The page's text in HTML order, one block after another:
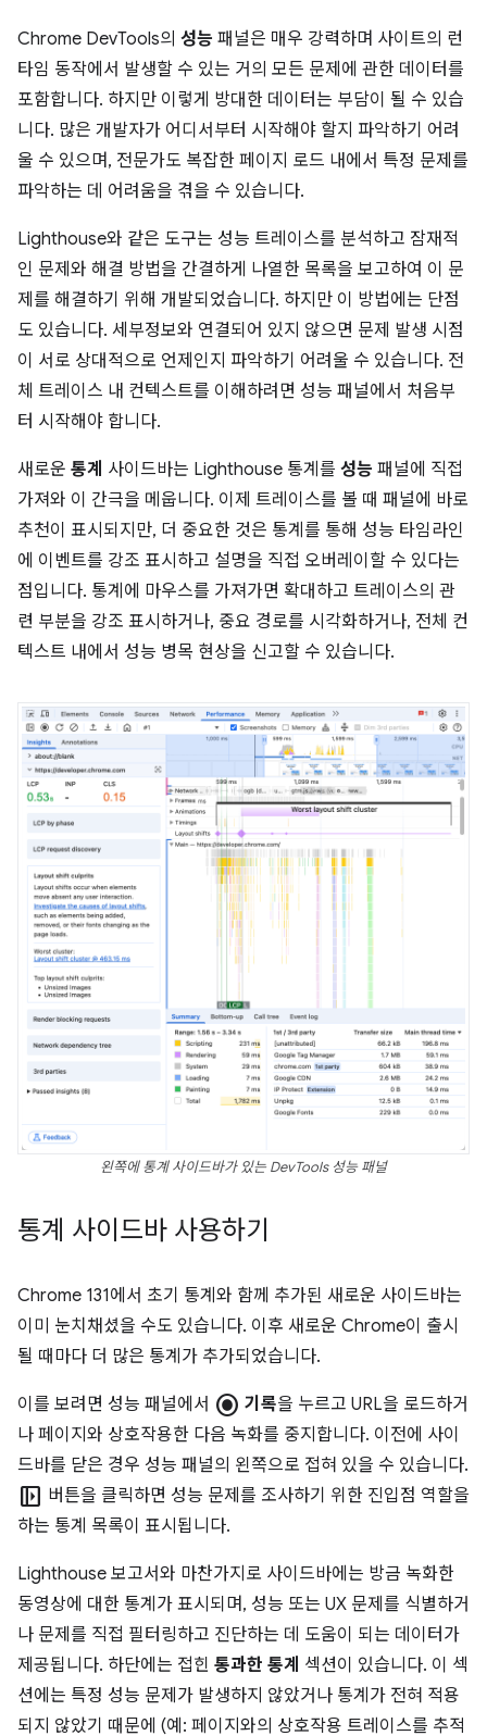
Chrome DevTools의 성능 패널은 매우 강력하며 사이트의 런
타임 동작에서 발생할 수 있는 거의 모든 문제에 관한 데이터를
포함합니다. 하지만 이렇게 방대한 데이터는 부담이 될 수 있습
니다. 많은 개발자가 어디서부터 시작해야 할지 파악하기 어려
울 수 있으며, 전문가도 복잡한 페이지 로드 내에서 특정 문제를
파악하는 데 어려움을 겪을 수 있습니다.
Lighthouse와 같은 도구는 성능 트레이스를 분석하고 잠재적
인 문제와 해결 방법을 간결하게 나열한 목록을 보고하여 이 문
제를 해결하기 위해 개발되었습니다. 하지만 이 방법에는 단점
도 있습니다. 세부정보와 연결되어 있지 않으면 문제 발생 시점
이 서로 상대적으로 언제인지 파악하기 어려울 수 있습니다. 전
체 트레이스 내 컨텍스트를 이해하려면 성능 패널에서 처음부
터 시작해야 합니다.
새로운 통계 사이드바는 Lighthouse 통계를 성능 패널에 직접
가져와 이 간극을 메웁니다. 이제 트레이스를 볼 때 패널에 바로
추천이 표시되지만, 더 중요한 것은 통계를 통해 성능 타임라인
에 이벤트를 강조 표시하고 설명을 직접 오버레이할 수 있다는
점입니다. 통계에 마우스를 가져가면 확대하고 트레이스의 관
련 부분을 강조 표시하거나, 중요 경로를 시각화하거나, 전체 컨
텍스트 내에서 성능 병목 현상을 신고할 수 있습니다.
왼쪽에 통계 사이드바가 있는 DevTools 성능 패널
통계 사이드바 사용하기
Chrome 131에서 초기 통계와 함께 추가된 새로운 사이드바는
이미 눈치채셨을 수도 있습니다. 이후 새로운 Chrome이 출시
될 때마다 더 많은 통계가 추가되었습니다.
이를 보려면 성능 패널에서 radio_button_checked 기록을 누르고 URL을 로드하거
나 페이지와 상호작용한 다음 녹화를 중지합니다. 이전에 사이
드바를 닫은 경우 성능 패널의 왼쪽으로 접혀 있을 수 있습니다.
left_panel_open 버튼을 클릭하면 성능 문제를 조사하기 위한 진입점 역할을
하는 통계 목록이 표시됩니다.
Lighthouse 보고서와 마찬가지로 사이드바에는 방금 녹화한
동영상에 대한 통계가 표시되며, 성능 또는 UX 문제를 식별하거
나 문제를 직접 필터링하고 진단하는 데 도움이 되는 데이터가
제공됩니다. 하단에는 접힌 통과한 통계 섹션이 있습니다. 이 섹
션에는 특정 성능 문제가 발생하지 않았거나 통계가 전혀 적용
되지 않았기 때문에 (예: 페이지와의 상호작용 트레이스를 추적